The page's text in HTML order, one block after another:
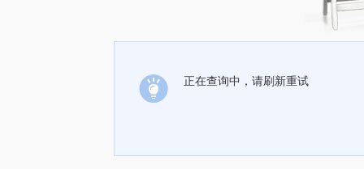
正在查询中，请刷新重试